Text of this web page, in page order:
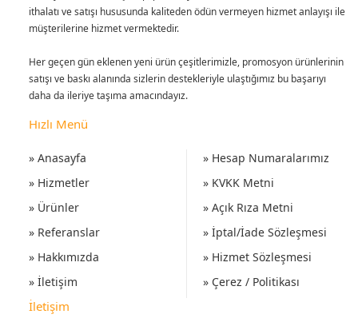
ithalatı ve satışı hususunda kaliteden ödün vermeyen hizmet anlayışı ile
müşterilerine hizmet vermektedir.
Her geçen gün eklenen yeni ürün çeşitlerimizle, promosyon ürünlerinin
satışı ve baskı alanında sizlerin destekleriyle ulaştığımız bu başarıyı
daha da ileriye taşıma amacındayız.
Hızlı Menü
» Anasayfa
» Hizmetler
» Ürünler
» Referanslar
» Hakkımızda
» İletişim
» Hesap Numaralarımız
» KVKK Metni
» Açık Rıza Metni
» İptal/İade Sözleşmesi
» Hizmet Sözleşmesi
» Çerez / Politikası
İletişim